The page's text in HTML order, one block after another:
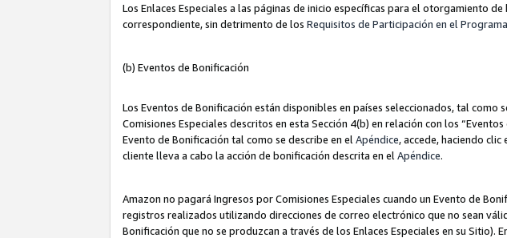
Los Enlaces Especiales a las páginas de inicio específicas para el otorgamiento
correspondiente, sin detrimento de los Requisitos de Participación en el
(b) Eventos de Bonificación
Los Eventos de Bonificación están disponibles en países seleccionados, tal como
Comisiones Especiales descritos en esta Sección 4(b) en relación con los
Evento de Bonificación tal como se describe en el Apéndice, accede, haciendo clic
cliente lleva a cabo la acción de bonificación descrita en el Apéndice.
Amazon no pagará Ingresos por Comisiones Especiales cuando un Evento de
registros realizados utilizando direcciones de correo electrónico que no sean
Bonificación que no se produzcan a través de los Enlaces Especiales en su Sitio).